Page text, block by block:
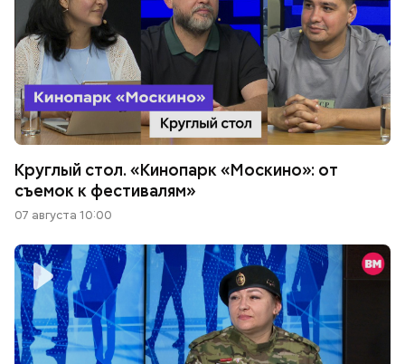
Круглый стол. «Кинопарк «Москино»: от
съемок к фестивалям»
07 августа 10:00